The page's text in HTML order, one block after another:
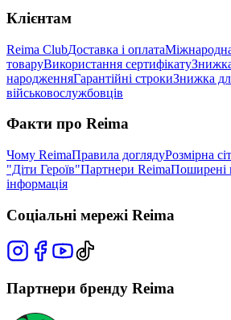
Клієнтам
Reima ClubДоставка і оплата
товаруВикористання сертифікату
народженняГарантійні строкиЗнижка
військовослужбовців
Факти про Reima
Чому ReimaПравила доглядуРозмірна
"Діти Героїв"Партнери ReimaПоширені
інформація
Соціальні мережі Reima
Партнери бренду Reima